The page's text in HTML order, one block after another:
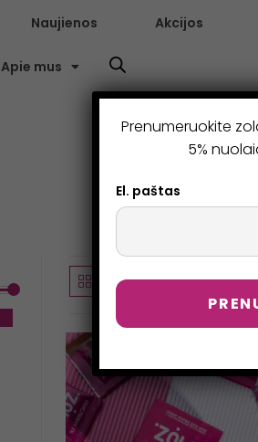
Naujienos Akcijos
Apie mus
Numatytasis
Prenumeruokite
5%
El. paštas